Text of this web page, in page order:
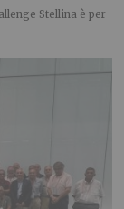
Stellina è per